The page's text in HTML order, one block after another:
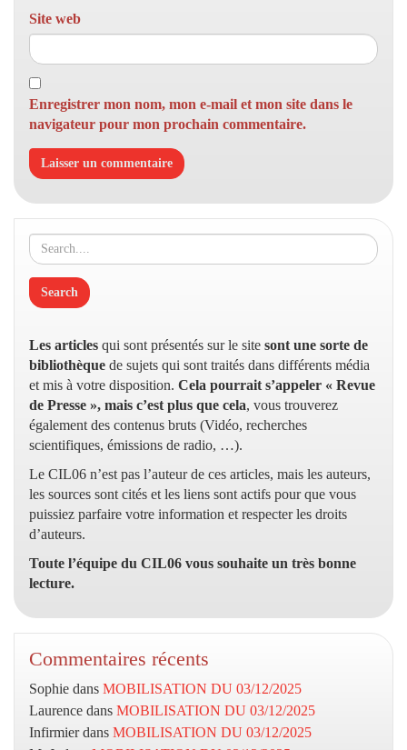
Site web
Enregistrer mon nom, mon e-mail et mon site dans le
navigateur pour mon prochain commentaire.
Les articles qui sont présentés sur le site sont une sorte de
bibliothèque de sujets qui sont traités dans différents média
et mis à votre disposition. Cela pourrait s’appeler « Revue
de Presse », mais c’est plus que cela, vous trouverez
également des contenus bruts (Vidéo, recherches
scientifiques, émissions de radio, …).
Le CIL06 n’est pas l’auteur de ces articles, mais les auteurs,
les sources sont cités et les liens sont actifs pour que vous
puissiez parfaire votre information et respecter les droits
d’auteurs.
Toute l’équipe du CIL06 vous souhaite un très bonne
lecture.
Commentaires récents
Sophie dans MOBILISATION DU 03/12/2025
Laurence dans MOBILISATION DU 03/12/2025
Infirmierdans MOBILISATION DU 03/12/2025